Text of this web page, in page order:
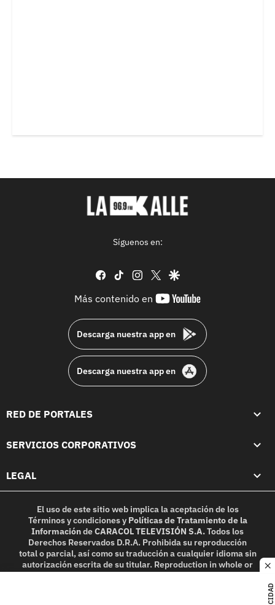
Síguenos en:
facebook
tiktok instagram
twittergoogle
Más contenido en
youtube-
Descarga nuestra app en
Descarga nuestra app en
RED DE PORTALES
SERVICIOS CORPORATIVOS
LEGAL
El uso de este sitio web implica la aceptación de los
Términos y condicionesy Políticas de Tratamiento de la
InformacióndeCARACOL TELEVISIÓN S.A.Todos los
Derechos Reservados D.R.A. Prohibida su reproducción
total o parcial, así como su traducción a cualquier idioma sin
autorización escrita de su titular. Reproduction in whole or
in part, or translation without written permission is